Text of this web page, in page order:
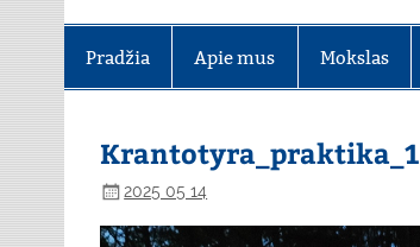
Pradžia Apie mus Mokslas
Krantotyra_praktika_1
2025 05 14